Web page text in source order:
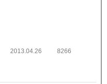
2013.04.26 8266